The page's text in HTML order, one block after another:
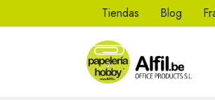
Tiendas Blog